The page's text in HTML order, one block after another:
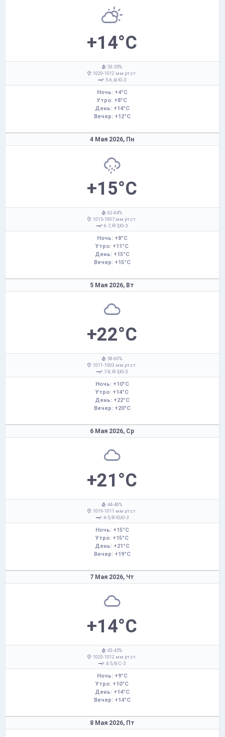
+14°C
: 53-55%
: 1020-1012 мм рт.ст.
: 5-6,
Ю-З
Ночь: +4°C
Утро: +8°C
День: +14°C
Вечер: +12°C
4 Мая 2026, Пн
+15°C
: 62-64%
: 1015-1007 мм рт.ст.
: 6-7,
З,Ю-З
Ночь: +8°C
Утро: +11°C
День: +15°C
Вечер: +15°C
5 Мая 2026, Вт
+22°C
: 58-60%
: 1011-1003 мм рт.ст.
: 7-8,
З,Ю-З
Ночь: +10°C
Утро: +14°C
День: +22°C
Вечер: +20°C
6 Мая 2026, Ср
+21°C
: 44-46%
: 1019-1011 мм рт.ст.
: 4-5,
Ю,Ю-З
Ночь: +15°C
Утро: +15°C
День: +21°C
Вечер: +19°C
7 Мая 2026, Чт
+14°C
: 43-45%
: 1020-1012 мм рт.ст.
: 4-5,
С-З
Ночь: +9°C
Утро: +10°C
День: +14°C
Вечер: +14°C
8 Мая 2026, Пт